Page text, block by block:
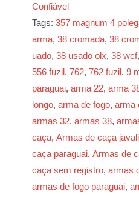
Rifle
Confiável
Tags: 357 magnum 4
arma, 38 cromada, 38
uado, 38 usado olx, 38 wcf,
556 fuzil, 762, 762 fuzil, 9
paraguai, arma 22, arma
longo, arma de fogo, arma
armas 32, armas 38,
caça, Armas de caça javali
caça paraguai, Armas de
caça sem registro, armas
armas de fogo paraguai,